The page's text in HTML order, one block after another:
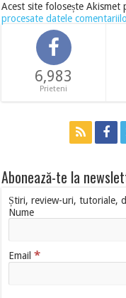
Acest site folosește
procesate datele
6,983
Prieteni
Abonează-te la
Știri, review-uri, tutoriale,
Nume
Email*